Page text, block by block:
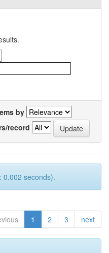
by
record
0.002 seconds).
1 2 3 next